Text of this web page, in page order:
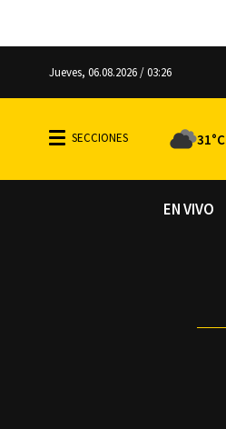
Jueves, 06.08.2026 / 03:26
31°C
EN VIVO